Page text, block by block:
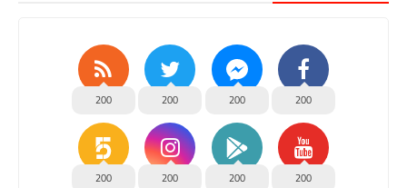
200
200
200
200
200
200
200
200